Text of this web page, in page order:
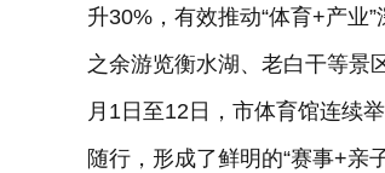
升30%，有效推动“体育+产业
之余游览衡水湖、老白干等景
月1日至12日，市体育馆连续
随行，形成了鲜明的“赛事+